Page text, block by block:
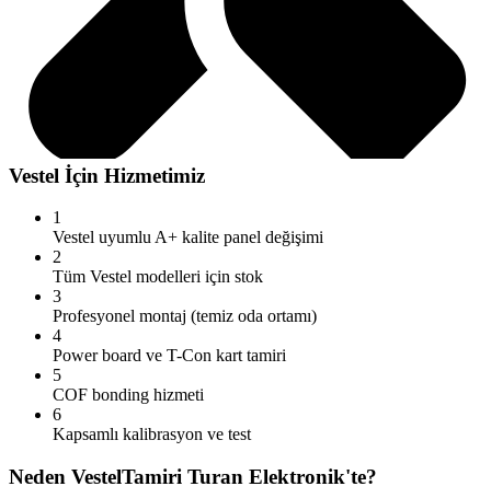
Vestel İçin Hizmetimiz
1
Vestel uyumlu A+ kalite panel değişimi
2
Tüm Vestel modelleri için stok
3
Profesyonel montaj (temiz oda ortamı)
4
Power board ve T-Con kart tamiri
5
COF bonding hizmeti
6
Kapsamlı kalibrasyon ve test
Neden VestelTamiri Turan Elektronik'te?